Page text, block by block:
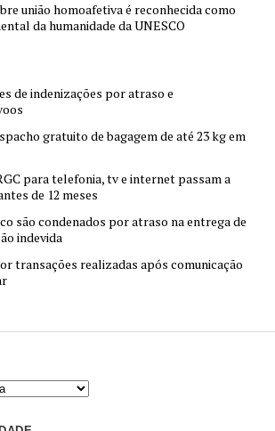
união homoafetiva é reconhecida como
da humanidade da UNESCO
de indenizações por atraso e
gratuito de bagagem de até 23 kg em
para telefonia, tv e internet passam a
de 12 meses
são condenados por atraso na entrega de
indevida
transações realizadas após comunicação